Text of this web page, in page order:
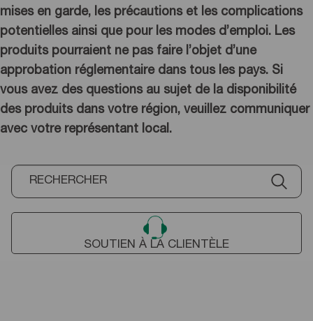
mises en garde, les précautions et les complications
potentielles ainsi que pour les modes d’emploi. Les
produits pourraient ne pas faire l’objet d’une
approbation réglementaire dans tous les pays. Si
vous avez des questions au sujet de la disponibilité
des produits dans votre région, veuillez communiquer
avec votre représentant local.
SOUTIEN À LA CLIENTÈLE